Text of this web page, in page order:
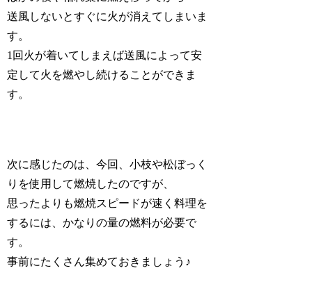
送風しないとすぐに火が消えてしまいま
す。
1回火が着いてしまえば送風によって安
定して火を燃やし続けることができま
す。
次に感じたのは、今回、小枝や松ぼっく
りを使用して燃焼したのですが、
思ったよりも燃焼スピードが速く料理を
するには、かなりの量の燃料が必要で
す。
事前にたくさん集めておきましょう♪